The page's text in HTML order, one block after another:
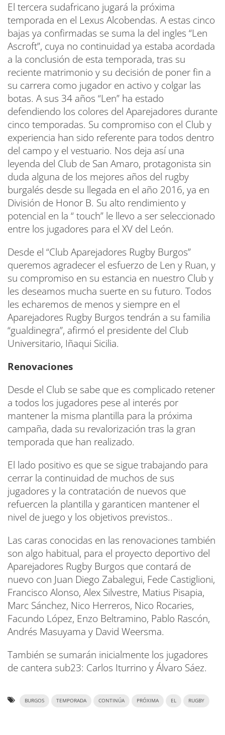
El tercera sudafricano jugará la próxima
temporada en el Lexus Alcobendas. A estas cinco
bajas ya confirmadas se suma la del ingles “Len
Ascroft”, cuya no continuidad ya estaba acordada
a la conclusión de esta temporada, tras su
reciente matrimonio y su decisión de poner fin a
su carrera como jugador en activo y colgar las
botas. A sus 34 años “Len” ha estado
defendiendo los colores del Aparejadores durante
cinco temporadas. Su compromiso con el Club y
experiencia han sido referente para todos dentro
del campo y el vestuario. Nos deja así una
leyenda del Club de San Amaro, protagonista sin
duda alguna de los mejores años del rugby
burgalés desde su llegada en el año 2016, ya en
División de Honor B. Su alto rendimiento y
potencial en la “ touch” le llevo a ser seleccionado
entre los jugadores para el XV del León.
Desde el “Club Aparejadores Rugby Burgos”
queremos agradecer el esfuerzo de Len y Ruan, y
su compromiso en su estancia en nuestro Club y
les deseamos mucha suerte en su futuro. Todos
les echaremos de menos y siempre en el
Aparejadores Rugby Burgos tendrán a su familia
“gualdinegra”, afirmó el presidente del Club
Universitario, Iñaqui Sicilia.
Renovaciones
Desde el Club se sabe que es complicado retener
a todos los jugadores pese al interés por
mantener la misma plantilla para la próxima
campaña, dada su revalorización tras la gran
temporada que han realizado.
El lado positivo es que se sigue trabajando para
cerrar la continuidad de muchos de sus
jugadores y la contratación de nuevos que
refuercen la plantilla y garanticen mantener el
nivel de juego y los objetivos previstos..
Las caras conocidas en las renovaciones también
son algo habitual, para el proyecto deportivo del
Aparejadores Rugby Burgos que contará de
nuevo con Juan Diego Zabalegui, Fede Castiglioni,
Francisco Alonso, Alex Silvestre, Matius Pisapia,
Marc Sánchez, Nico Herreros, Nico Rocaries,
Facundo López, Enzo Beltramino, Pablo Rascón,
Andrés Masuyama y David Weersma.
También se sumarán inicialmente los jugadores
de cantera sub23: Carlos Iturrino y Álvaro Sáez.
BURGOS TEMPORADA CONTINÚA PRÓXIMA EL RUGBY